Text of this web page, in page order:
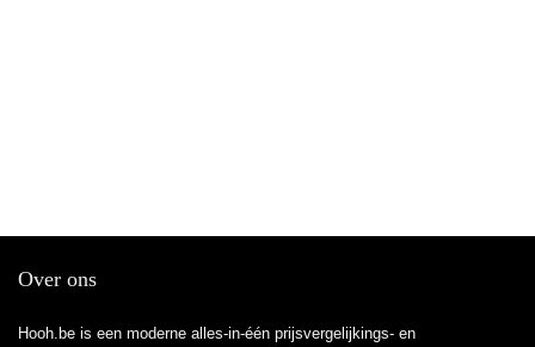
Over ons
Hooh.be is een moderne alles-in-één prijsvergelijkings- en